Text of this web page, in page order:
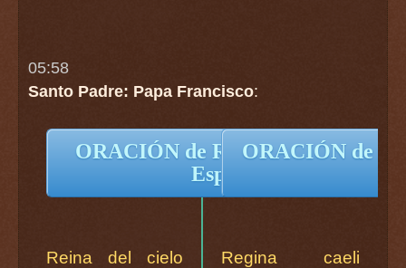
05:58
Santo Padre: Papa Francisco:
ORACIÓN de Reina del Cielo en
Español
Reina del cielo
ORACIÓN de
Regina caeli